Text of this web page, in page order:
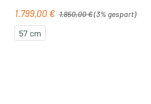
Verkaufspreis:
1.799,00 € Regulärer Preis:
1.850,00 €(3% gespart)
57 cm